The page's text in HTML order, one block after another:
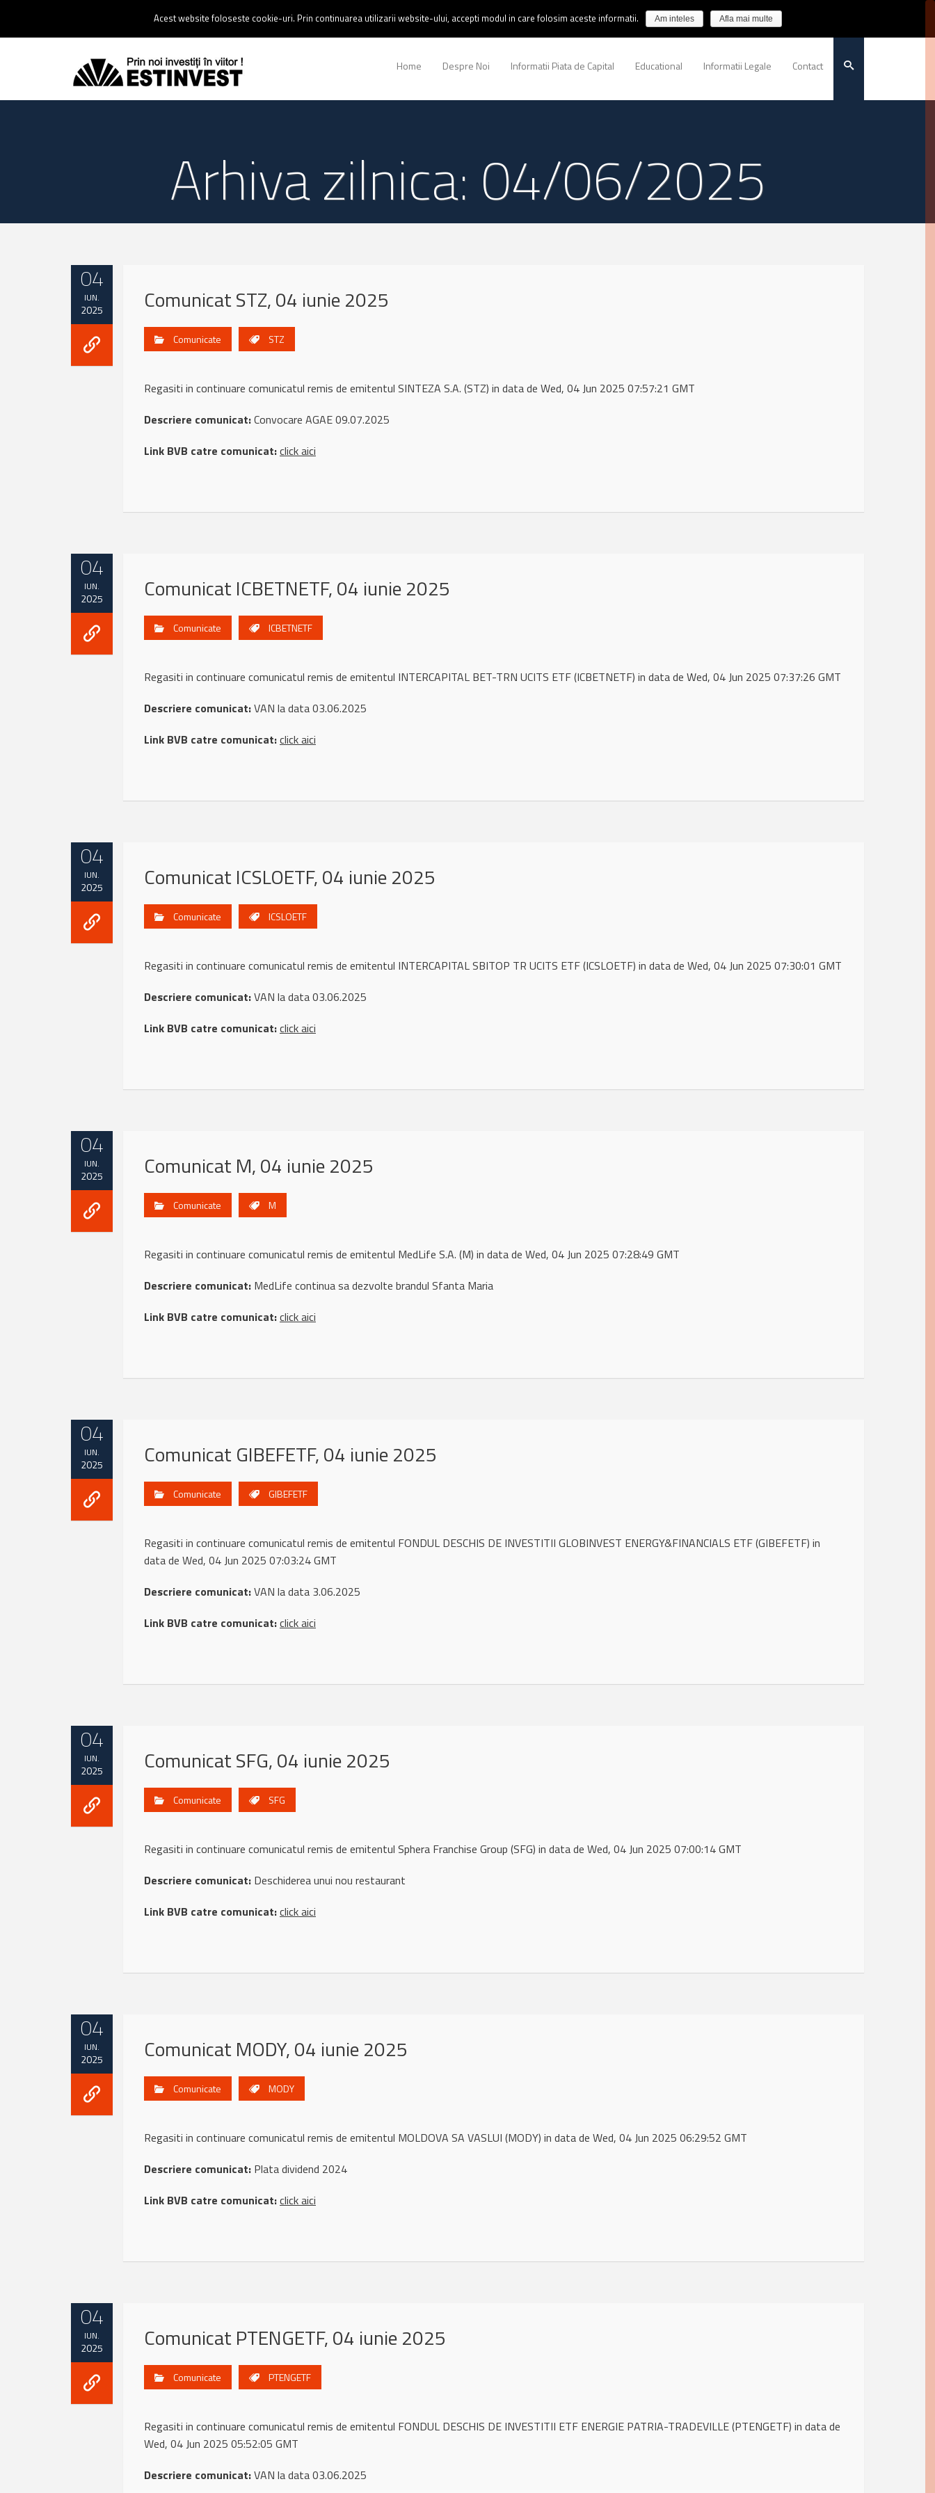
0237 238 900 |Email :contact@estinvest.ro
Home Despre Noi Informatii Piata de Capital Educational Informatii Legale Contact
Arhiva zilnica: 04/06/2025
04
IUN.
2025 Comunicat STZ, 04 iunie 2025
Comunicate STZ
Regasiti in continuare comunicatul remis de emitentul SINTEZA S.A. (STZ) in data de Wed, 04 Jun 2025 07:57:21 GMT
Descriere comunicat:Convocare AGAE 09.07.2025
Link BVB catre comunicat:click aici
04
IUN.
2025 Comunicat ICBETNETF, 04 iunie 2025
Comunicate ICBETNETF
Regasiti in continuare comunicatul remis de emitentul INTERCAPITAL BET-TRN UCITS ETF (ICBETNETF) in data de Wed, 04 Jun 2025 07:37:26 GMT
Descriere comunicat:VAN la data 03.06.2025
Link BVB catre comunicat:click aici
04
IUN.
2025 Comunicat ICSLOETF, 04 iunie 2025
Comunicate ICSLOETF
Regasiti in continuare comunicatul remis de emitentul INTERCAPITAL SBITOP TR UCITS ETF (ICSLOETF) in data de Wed, 04 Jun 2025 07:30:01 GMT
Descriere comunicat:VAN la data 03.06.2025
Link BVB catre comunicat:click aici
04
IUN.
2025 Comunicat M, 04 iunie 2025
Comunicate M
Regasiti in continuare comunicatul remis de emitentul MedLife S.A. (M) in data de Wed, 04 Jun 2025 07:28:49 GMT
Descriere comunicat: MedLife continua sa dezvolte brandul Sfanta Maria
Link BVB catre comunicat:click aici
04
IUN.
2025 Comunicat GIBEFETF, 04 iunie 2025
Comunicate GIBEFETF
Regasiti in continuare comunicatul remis de emitentul FONDUL DESCHIS DE INVESTITII GLOBINVEST ENERGY&FINANCIALS ETF (GIBEFETF) in
data de Wed, 04 Jun 2025 07:03:24 GMT
Descriere comunicat:VAN la data 3.06.2025
Link BVB catre comunicat:click aici
04
IUN.
2025 Comunicat SFG, 04 iunie 2025
Comunicate SFG
Regasiti in continuare comunicatul remis de emitentul Sphera Franchise Group (SFG) in data de Wed, 04 Jun 2025 07:00:14 GMT
Descriere comunicat: Deschiderea unui nou restaurant
Link BVB catre comunicat:click aici
04
IUN.
2025 Comunicat MODY, 04 iunie 2025
Comunicate MODY
Regasiti in continuare comunicatul remis de emitentul MOLDOVA SA VASLUI (MODY) in data de Wed, 04 Jun 2025 06:29:52 GMT
Descriere comunicat: Plata dividend 2024
Link BVB catre comunicat:click aici
04
IUN.
2025 Comunicat PTENGETF, 04 iunie 2025
Comunicate PTENGETF
Regasiti in continuare comunicatul remis de emitentul FONDUL DESCHIS DE INVESTITII ETF ENERGIE PATRIA-TRADEVILLE (PTENGETF) in data de
Wed, 04 Jun 2025 05:52:05 GMT
Descriere comunicat:VAN la data 03.06.2025
Acest website foloseste cookie-uri. Prin continuarea utilizarii website-ului, accepti modul in care folosim aceste informatii. Am inteles Afla mai multe